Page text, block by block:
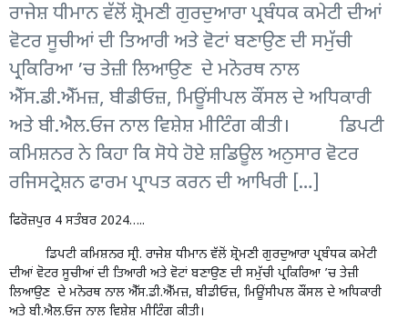
ਰਾਜੇਸ਼ ਧੀਮਾਨ ਵੱਲੋਂ ਸ਼੍ਰੋਮਣੀ ਗੁਰਦੁਆਰਾ ਪ੍ਰਬੰਧਕ ਕਮੇਟੀ ਦੀਆਂ
ਵੋਟਰ ਸੂਚੀਆਂ ਦੀ ਤਿਆਰੀ ਅਤੇ ਵੋਟਾਂ ਬਣਾਉਣ ਦੀ ਸਮੁੱਚੀ
ਪ੍ਰਕਿਰਿਆ ’ਚ ਤੇਜ਼ੀ ਲਿਆਉਣ ਦੇ ਮਨੋਰਥ ਨਾਲ
ਐੱਸ.ਡੀ.ਐੱਮਜ਼, ਬੀਡੀਓਜ਼, ਮਿਊਂਸੀਪਲ ਕੌਂਸਲ ਦੇ ਅਧਿਕਾਰੀ
ਅਤੇ ਬੀ.ਐਲ.ਓਜ ਨਾਲ ਵਿਸ਼ੇਸ਼ ਮੀਟਿੰਗ ਕੀਤੀ। ਡਿਪਟੀ
ਕਮਿਸ਼ਨਰ ਨੇ ਕਿਹਾ ਕਿ ਸੋਧੇ ਹੋਏ ਸ਼ਡਿਊਲ ਅਨੁਸਾਰ ਵੋਟਰ
ਰਜਿਸਟ੍ਰੇਸ਼ਨ ਫਾਰਮ ਪ੍ਰਾਪਤ ਕਰਨ ਦੀ ਆਖਿਰੀ […]
ਫਿਰੋਜ਼ਪੁਰ 4 ਸਤੰਬਰ 2024…..
ਡਿਪਟੀ ਕਮਿਸ਼ਨਰ ਸ੍ਰੀ. ਰਾਜੇਸ਼ ਧੀਮਾਨ ਵੱਲੋਂ ਸ਼੍ਰੋਮਣੀ ਗੁਰਦੁਆਰਾ ਪ੍ਰਬੰਧਕ ਕਮੇਟੀ
ਦੀਆਂ ਵੋਟਰ ਸੂਚੀਆਂ ਦੀ ਤਿਆਰੀ ਅਤੇ ਵੋਟਾਂ ਬਣਾਉਣ ਦੀ ਸਮੁੱਚੀ ਪ੍ਰਕਿਰਿਆ ’ਚ ਤੇਜ਼ੀ
ਲਿਆਉਣ ਦੇ ਮਨੋਰਥ ਨਾਲ ਐੱਸ.ਡੀ.ਐੱਮਜ਼, ਬੀਡੀਓਜ਼, ਮਿਊਂਸੀਪਲ ਕੌਂਸਲ ਦੇ ਅਧਿਕਾਰੀ
ਅਤੇ ਬੀ.ਐਲ.ਓਜ ਨਾਲ ਵਿਸ਼ੇਸ਼ ਮੀਟਿੰਗ ਕੀਤੀ।